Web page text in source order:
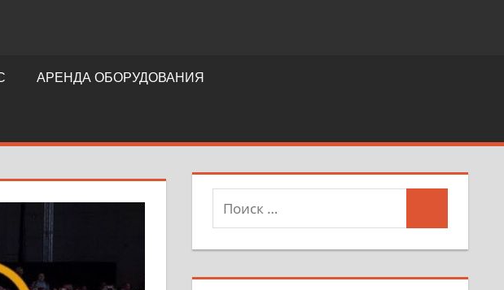
АРЕНДА ОБОРУДОВАНИЯ